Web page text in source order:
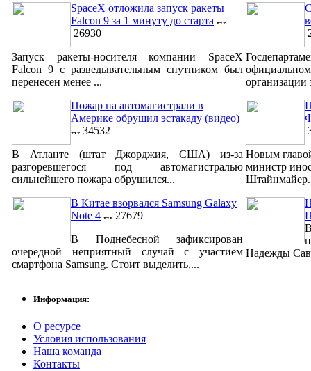
SpaceX отложила запуск ракеты
Falcon 9 за 1 минуту до старта
26930
Запуск ракеты-носителя компании SpaceX
Falcon 9 с разведывательным спутником был
перенесен менее ...
Пожар на автомагистрали в
Америке обрушил эстакаду (видео)
34532
В Атланте (штат Джорджия, США) из-за
разгоревшегося под автомагистралью
сильнейшего пожара обрушился...
В Китае взорвался Samsung Galaxy
Note 4
27679
В Поднебесной зафиксирован
очередной неприятный случай с участием
смартфона Samsung. Стоит выделить,...
организации
Новым
министр
Надежды
Информация:
О ресурсе
Условия использования
Наша команда
Контакты